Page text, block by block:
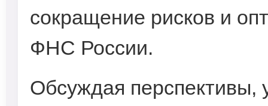
сокращение рисков и
ФНС России.
Обсуждая перспективы,